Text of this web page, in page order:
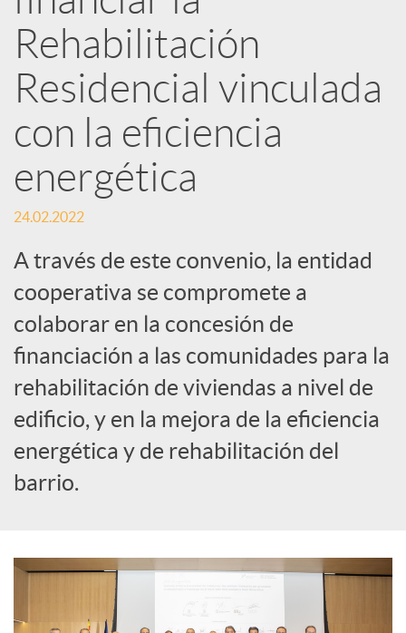
s
S
o
c
i
a
l
e
s
Rehabilitación
Residencial vinculada
con la eficiencia
energética
24.02.2022
A través de este convenio, la entidad
cooperativa se compromete a
colaborar en la concesión de
financiación a las comunidades para la
rehabilitación de viviendas a nivel de
edificio, y en la mejora de la eficiencia
energética y de rehabilitación del
barrio.